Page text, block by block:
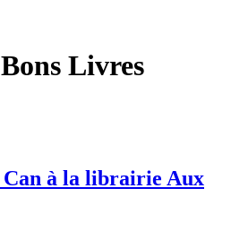
Livres
Can à la librairie Aux